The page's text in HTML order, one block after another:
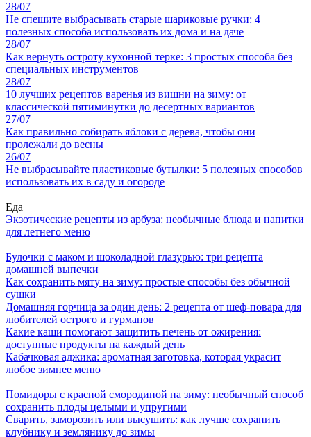
28/07
Не спешите выбрасывать старые шариковые ручки: 4
полезных способа использовать их дома и на даче
28/07
Как вернуть остроту кухонной терке: 3 простых способа без
специальных инструментов
28/07
10 лучших рецептов варенья из вишни на зиму: от
классической пятиминутки до десертных вариантов
27/07
Как правильно собирать яблоки с дерева, чтобы они
пролежали до весны
26/07
Не выбрасывайте пластиковые бутылки: 5 полезных способов
использовать их в саду и огороде
Еда
Экзотические рецепты из арбуза: необычные блюда и напитки
для летнего меню
Булочки с маком и шоколадной глазурью: три рецепта
домашней выпечки
Как сохранить мяту на зиму: простые способы без обычной
сушки
Домашняя горчица за один день: 2 рецепта от шеф-повара для
любителей острого и гурманов
Какие каши помогают защитить печень от ожирения:
доступные продукты на каждый день
Кабачковая аджика: ароматная заготовка, которая украсит
любое зимнее меню
Помидоры с красной смородиной на зиму: необычный способ
сохранить плоды целыми и упругими
Сварить, заморозить или высушить: как лучше сохранить
клубнику и землянику до зимы